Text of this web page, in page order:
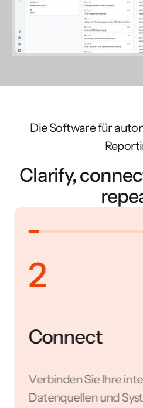
Die Software für
Clarify,
2
Connect
Verbinden Sie Ihre
Datenquellen und